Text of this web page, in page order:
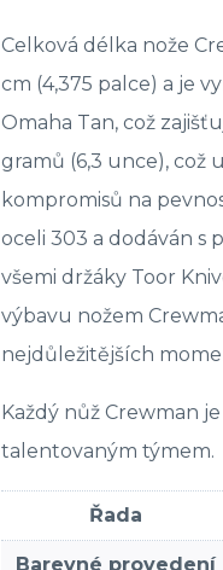
Celková délka nože
cm (4,375 palce) a je
Omaha Tan, což
gramů (6,3 unce), což
kompromisů na
oceli 303 a dodáván s
všemi držáky Toor
výbavu nožem
nejdůležitějších
Každý nůž Crewman
talentovaným týmem.
Řada
Barevné provedení